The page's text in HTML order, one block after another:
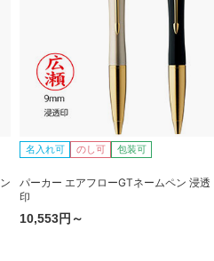
名入れ可 のし可 包装可
パーカー エアフローGTネームペン 浸透
印
10,553円～